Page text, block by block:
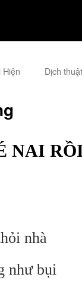
Dịch
NAI
nhà
như bụi